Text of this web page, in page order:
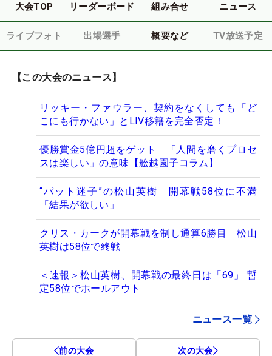
大会TOP リーダーボード 組み合せ ニュース
ライブフォト 出場選手 概要など TV放送予定
【この大会のニュース】
リッキー・ファウラー、契約をなくしても「ど
こにも行かない」とLIV移籍を完全否定！
優勝賞金5億円超をゲット 「人間を磨くプロセ
スは楽しい」の意味【舩越園子コラム】
“パット迷子”の松山英樹 開幕戦58位に不満
「結果が欲しい」
クリス・カークが開幕戦を制し通算6勝目 松山
英樹は58位で終戦
＜速報＞松山英樹、開幕戦の最終日は「69」 暫
定58位でホールアウト
ニュース一覧
前の大会 次の大会